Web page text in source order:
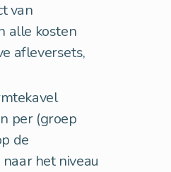
van
alle kosten
afleversets,
per (groep
de
het niveau